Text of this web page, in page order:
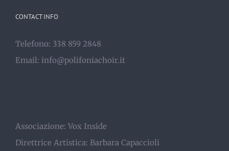
CONTACT INFO
Telefono: 338 859 2848
Email: info@polifoniachoir.it
Associazione: Vox Inside
Direttrice Artistica: Barbara Capaccioli